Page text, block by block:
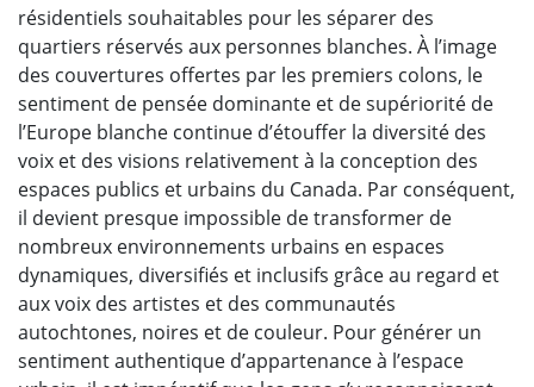
résidentiels souhaitables pour les séparer des
quartiers réservés aux personnes blanches. À l’image
des couvertures offertes par les premiers colons, le
sentiment de pensée dominante et de supériorité de
l’Europe blanche continue d’étouffer la diversité des
voix et des visions relativement à la conception des
espaces publics et urbains du Canada. Par conséquent,
il devient presque impossible de transformer de
nombreux environnements urbains en espaces
dynamiques, diversifiés et inclusifs grâce au regard et
aux voix des artistes et des communautés
autochtones, noires et de couleur. Pour générer un
sentiment authentique d’appartenance à l’espace